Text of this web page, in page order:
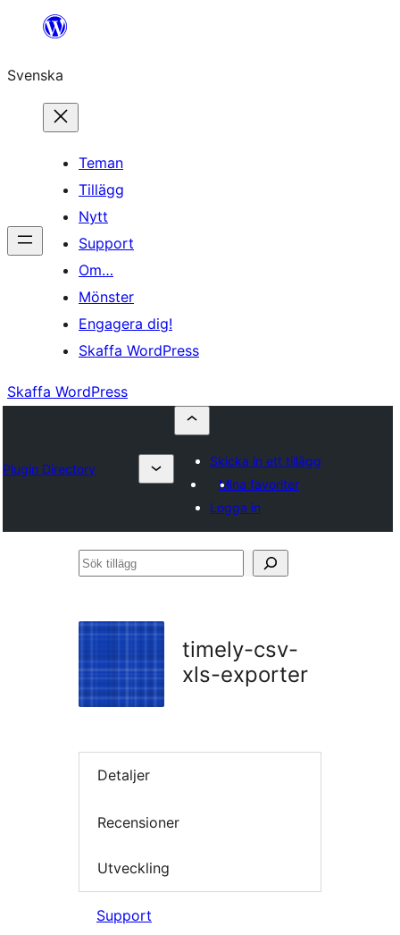
Hoppa
innehåll
Svenska
Teman
Tillägg
Nytt
Support
Om…
Mönster
Engagera dig!
Skaffa WordPress
Skaffa WordPress
Plugin Directory
Skicka in ett tillägg
Mina favoriter
Logga in
Sök
timely-csv-
xls-exporter
Detaljer
Recensioner
Utveckling
Support